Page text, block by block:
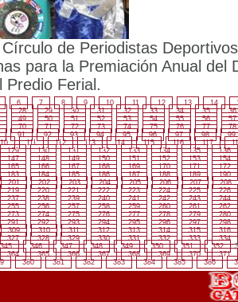
Círculo de Periodistas
para la Premiación Anual del
Predio Ferial.
6 7 8 9 10 11 12 13 14
28 29 30 31 32 33 34 35
36
49 50 51 52 53 54 55 56
57
70 71 72 73 74 75 76 77
78
91 92 93 94 95 96 97 98
99
111 112 113 114 115 116 117
129 130 131 132 133 134 135
136
147 148 149 150 151 152 153
154
165 166 167 168 169 170 171
172
183 184 185 186 187 188 189
190
201 202 203 204 205 206 207
208
219 220 221 222 223 224 225
226
237 238 239 240 241 242 243
244
255 256 257 258 259 260 261
262
273 274 275 276 277 278 279
280
291 292 293 294 295 296 297
298
309 310 311 312 313 314 315
316
327 328 329 330 331 332 333
334
345 346 347 348 349 350 351 352
364 365 366 367 368 369 370
371
380 381 382 383 384 385 386